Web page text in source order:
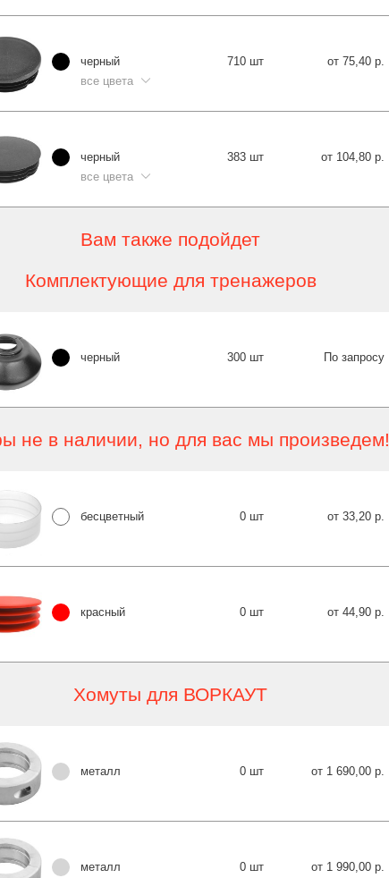
черный
все цвета
710 шт от 75,40 р.
черный
все цвета
383 шт от 104,80 р.
Вам также подойдет
Комплектующие для тренажеров
черный 300 шт По запросу
не в наличии, но для вас мы произведем!
бесцветный 0 шт от 33,20 р.
красный 0 шт от 44,90 р.
Хомуты для ВОРКАУТ
металл 0 шт от 1 690,00 р.
металл 0 шт от 1 990,00 р.